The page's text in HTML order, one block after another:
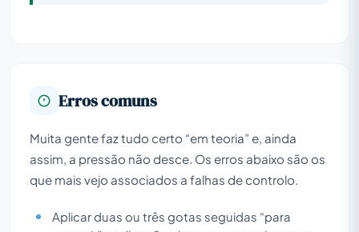
Erros comuns
Muita gente faz tudo certo “em teoria” e, ainda
assim, a pressão não desce. Os erros abaixo são os
que mais vejo associados a falhas de controlo.
Aplicar duas ou três gotas seguidas “para